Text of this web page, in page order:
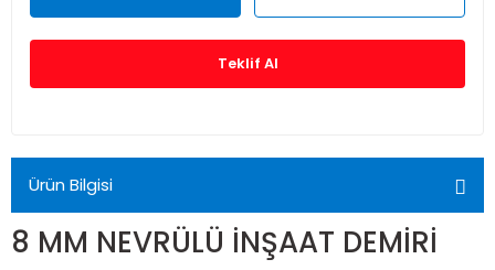
Teklif Al
Ürün Bilgisi
8 MM NEVRÜLÜ İNŞAAT DEMİRİ